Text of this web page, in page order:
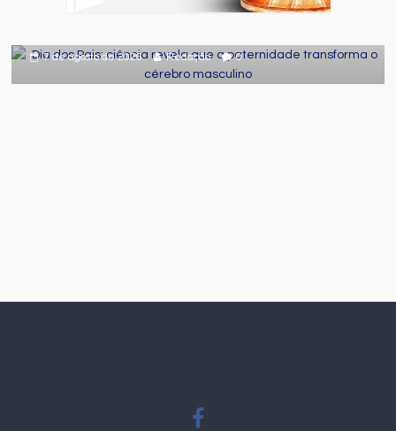
paternidade transforma o cérebro
7 de agosto de 2026 Redação 0